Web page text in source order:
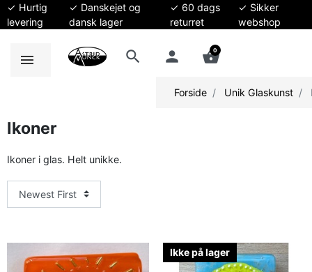
✓ Hurtig
levering
✓ Danskejet og
dansk lager
✓ 60 dags
returret
✓ Sikker
webshop
search person shopping_basket
0
Forside Unik Glaskunst
Ikoner
Ikoner i glas. Helt unikke.
Ikke på lager